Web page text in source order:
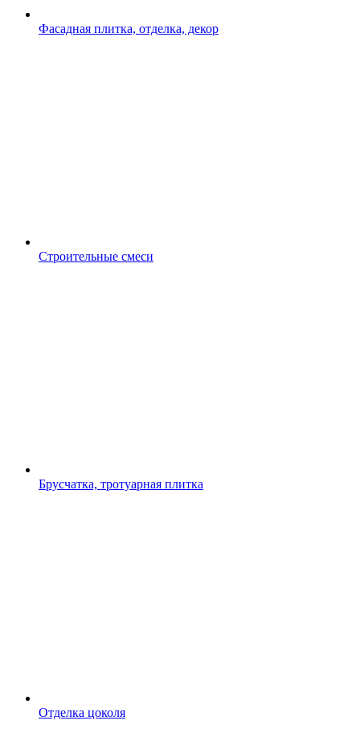
Фасадная плитка, отделка, декор
Строительные смеси
Брусчатка, тротуарная плитка
Отделка цоколя